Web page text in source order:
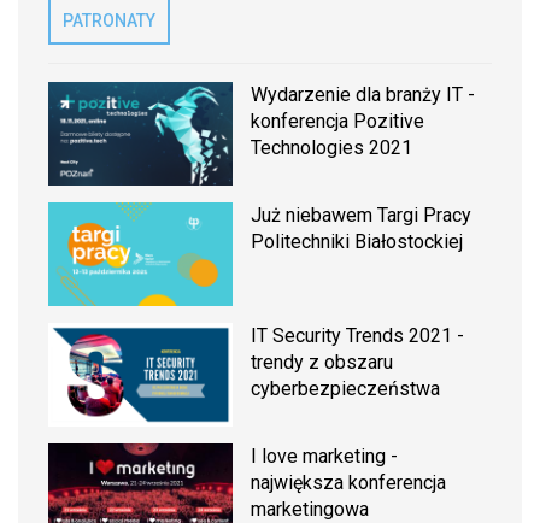
PATRONATY
Wydarzenie dla branży IT -
konferencja Pozitive
Technologies 2021
Już niebawem Targi Pracy
Politechniki Białostockiej
IT Security Trends 2021 -
trendy z obszaru
cyberbezpieczeństwa
I love marketing -
największa konferencja
marketingowa